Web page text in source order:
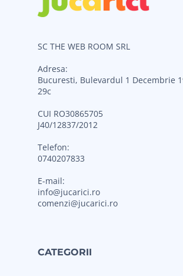
SC THE WEB ROOM SRL
Adresa:
Bucuresti, Bulevardul 1 Decembrie
29c
CUI RO30865705
J40/12837/2012
Telefon:
0740207833
E-mail:
info@jucarici.ro
comenzi@jucarici.ro
CATEGORII